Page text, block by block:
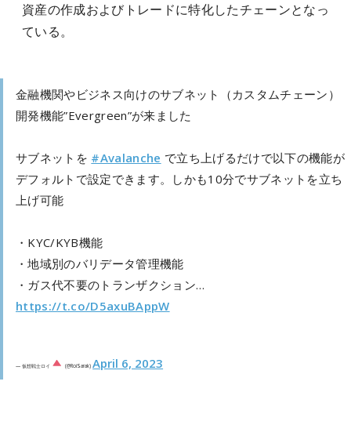
資産の作成およびトレードに特化したチェーンとなっ
ている。
金融機関やビジネス向けのサブネット（カスタムチェーン）
開発機能”Evergreen”が来ました
サブネットを #Avalanche で立ち上げるだけで以下の機能が
デフォルトで設定できます。しかも10分でサブネットを立ち
上げ可能
・KYC/KYB機能
・地域別のバリデータ管理機能
・ガス代不要のトランザクション…
https://t.co/D5axuBAppW
— 仮想戦士ロイ (@RoiSarak)April 6, 2023